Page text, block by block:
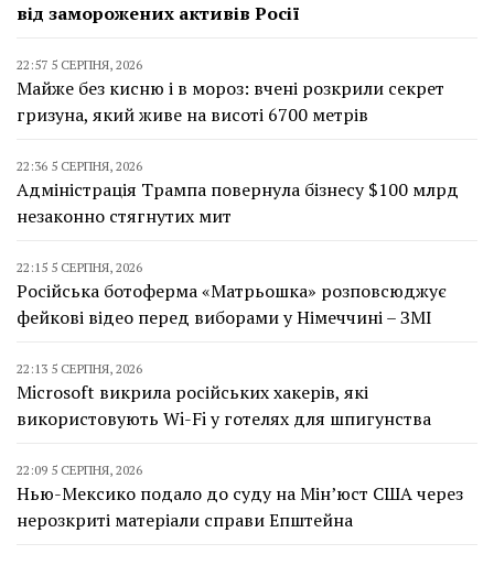
від заморожених активів Росії
22:57 5 СЕРПНЯ, 2026
Майже без кисню і в мороз: вчені розкрили секрет
гризуна, який живе на висоті 6700 метрів
22:36 5 СЕРПНЯ, 2026
Адміністрація Трампа повернула бізнесу $100 млрд
незаконно стягнутих мит
22:15 5 СЕРПНЯ, 2026
Російська ботоферма «Матрьошка» розповсюджує
фейкові відео перед виборами у Німеччині – ЗМІ
22:13 5 СЕРПНЯ, 2026
Microsoft викрила російських хакерів, які
використовують Wi-Fi у готелях для шпигунства
22:09 5 СЕРПНЯ, 2026
Нью-Мексико подало до суду на Мін’юст США через
нерозкриті матеріали справи Епштейна